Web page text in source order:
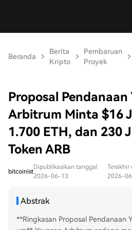
Beranda
Berita
Kripto
Pembaruan
Proyek
Proposal Pendanaan
Arbitrum Minta $16
1.700 ETH, dan 230
Token ARB
bitcoinist
Dipublikasikan tanggal
2026-06-13
Terakhir
2026-
Abstrak
**Ringkasan Proposal Pendanaan